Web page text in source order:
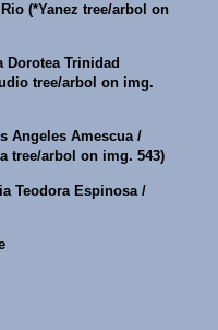
(*Yanez tree/arbol on
Dorotea Trinidad
tree/arbol on img.
Angeles Amescua /
tree/arbol on img. 543)
Teodora Espinosa /